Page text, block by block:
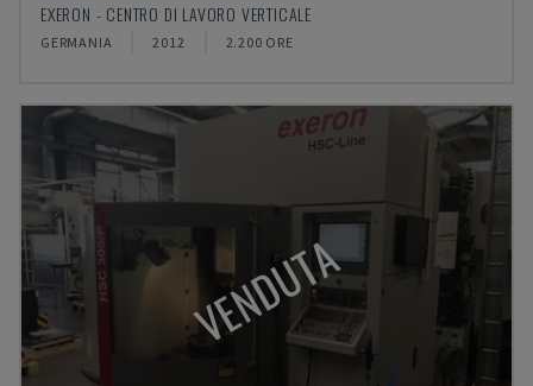
EXERON - CENTRO DI LAVORO VERTICALE
GERMANIA 2012 2.200 ORE
VENDUTA